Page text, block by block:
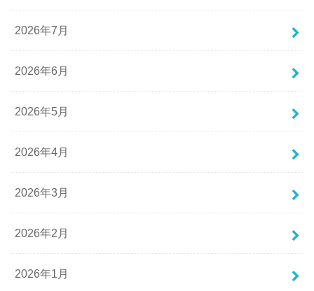
2026年7月
2026年6月
2026年5月
2026年4月
2026年3月
2026年2月
2026年1月